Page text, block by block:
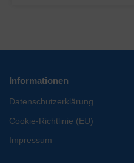
Informationen
Datenschutzerklärung
Cookie-Richtlinie (EU)
Impressum